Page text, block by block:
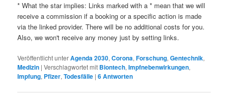
* What the star implies: Links marked with a * mean that we will
receive a commission if a booking or a specific action is made
via the linked provider. There will be no additional costs for you.
Also, we won't receive any money just by setting links.
Veröffentlicht unterAgenda 2030,Corona,Forschung,Gentechnik,
Medizin |Verschlagwortet mit Biontech,Impfnebenwirkungen,
Impfung, Pfizer,Todesfälle |6Antworten